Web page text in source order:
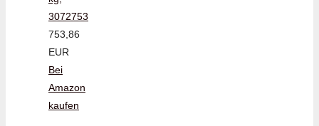
3072753
753,86
EUR
Bei
Amazon
kaufen